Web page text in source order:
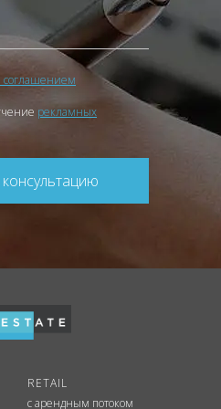
соглашением
рекламных
RETAIL
с арендным потоком